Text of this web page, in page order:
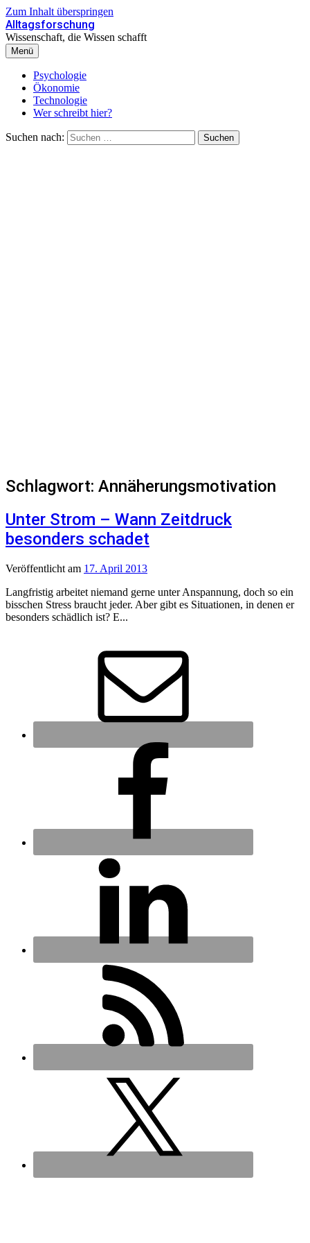
Zum Inhalt überspringen
Alltagsforschung
Wissenschaft, die Wissen schafft
Menü
Psychologie
Ökonomie
Technologie
Wer schreibt hier?
Suchen nach:
Schlagwort: Annäherungsmotivation
Unter Strom – Wann Zeitdruck
besonders schadet
Veröffentlicht am 17. April 2013
Langfristig arbeitet niemand gerne unter Anspannung, doch so ein
bisschen Stress braucht jeder. Aber gibt es Situationen, in denen er
besonders schädlich ist? E...